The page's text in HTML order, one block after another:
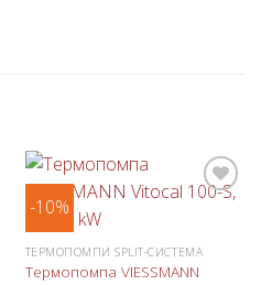
-10%
ТЕРМОПОМПИ SPLIT-СИСТЕМА
Термопомпа VIESSMANN